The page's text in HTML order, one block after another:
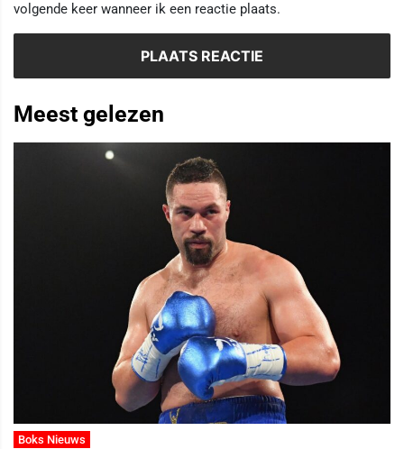
volgende keer wanneer ik een reactie plaats.
Meest gelezen
Boks Nieuws